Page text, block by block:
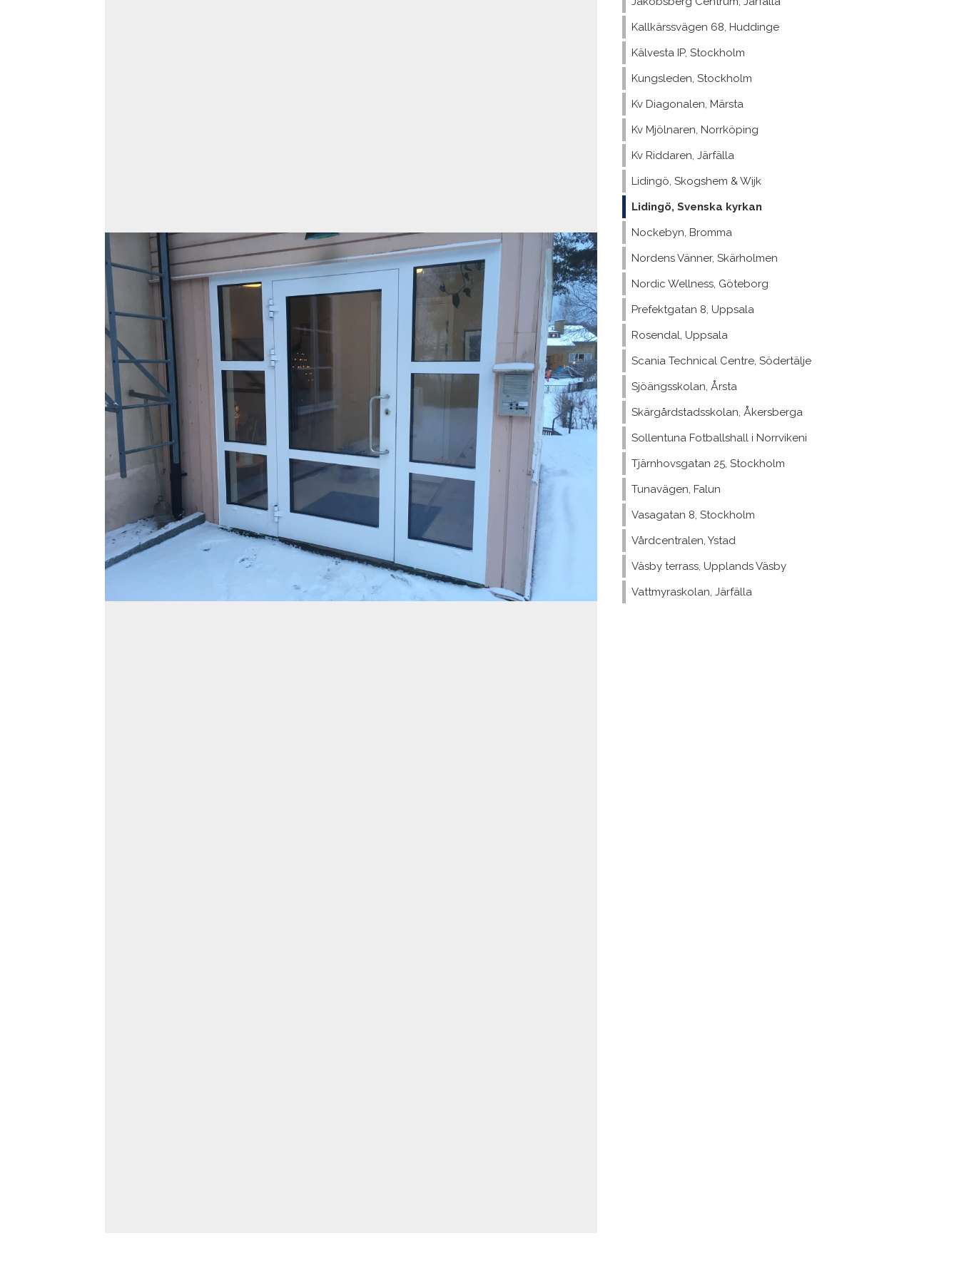
Kallkärssvägen 68, Huddinge
Kälvesta IP, Stockholm
Kungsleden, Stockholm
Kv Diagonalen, Märsta
Kv Mjölnaren, Norrköping
Kv Riddaren, Järfälla
Lidingö, Skogshem & Wijk
Lidingö, Svenska kyrkan
Nockebyn, Bromma
Nordens Vänner, Skärholmen
Nordic Wellness, Göteborg
Prefektgatan 8, Uppsala
Rosendal, Uppsala
Scania Technical Centre, Södertälje
Sjöängsskolan, Årsta
Skärgårdstadsskolan, Åkersberga
Sollentuna Fotballshall i Norrvikeni
Tjärnhovsgatan 25, Stockholm
Tunavägen, Falun
Vasagatan 8, Stockholm
Vårdcentralen, Ystad
Väsby terrass, Upplands Väsby
Vattmyraskolan, Järfälla